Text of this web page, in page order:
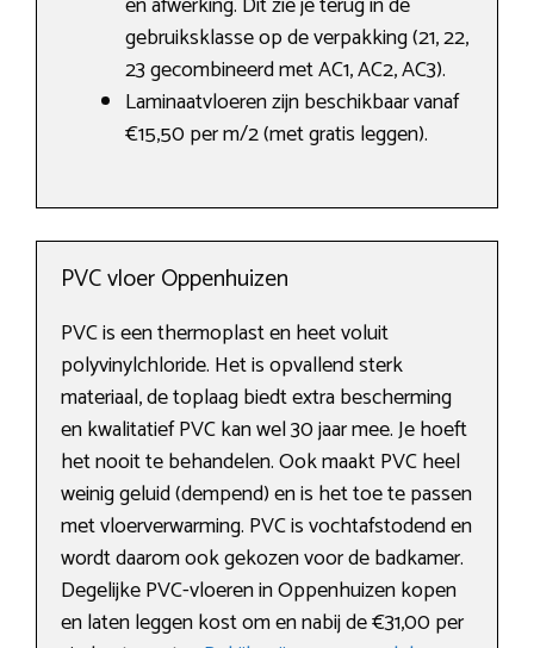
gebruiksklasse op de verpakking (21, 22,
23 gecombineerd met AC1, AC2, AC3).
Laminaatvloeren zijn beschikbaar vanaf
€15,50 per m/2 (met gratis leggen).
PVC vloer Oppenhuizen
PVC is een thermoplast en heet voluit
polyvinylchloride. Het is opvallend sterk
materiaal, de toplaag biedt extra bescherming
en kwalitatief PVC kan wel 30 jaar mee. Je hoeft
het nooit te behandelen. Ook maakt PVC heel
weinig geluid (dempend) en is het toe te passen
met vloerverwarming. PVC is vochtafstodend en
wordt daarom ook gekozen voor de badkamer.
Degelijke PVC-vloeren in Oppenhuizen kopen
en laten leggen kost om en nabij de €31,00 per